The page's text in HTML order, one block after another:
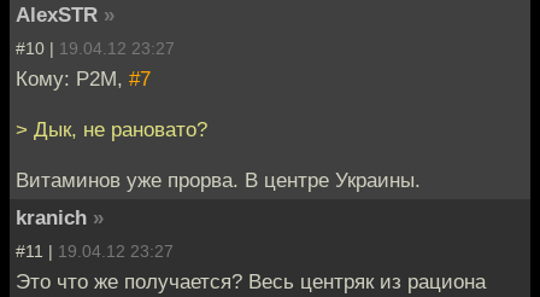
AlexSTR »
#10 | 19.04.12 23:27
Кому: P2M, #7
> Дык, не рановато?
Витаминов уже прорва. В центре Украины.
kranich »
#11 | 19.04.12 23:27
Это что же получается? Весь центряк из рациона